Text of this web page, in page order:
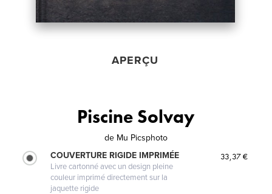
APERÇU
Piscine Solvay
de Mu Picsphoto
COUVERTURE RIGIDE IMPRIMÉE
Livre cartonné avec un design pleine
couleur imprimé directement sur la
jaquette rigide
33,37 €